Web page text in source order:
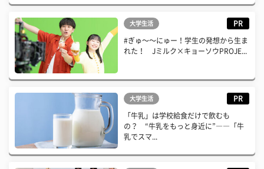
大学生活 PR
#ぎゅ〜〜にゅー！学生の発想から生ま
れた！ Jミルク×キョーソウPROJE...
大学生活 PR
「牛乳」は学校給食だけで飲むも
の？ “牛乳をもっと身近に”――「牛
乳でスマ...